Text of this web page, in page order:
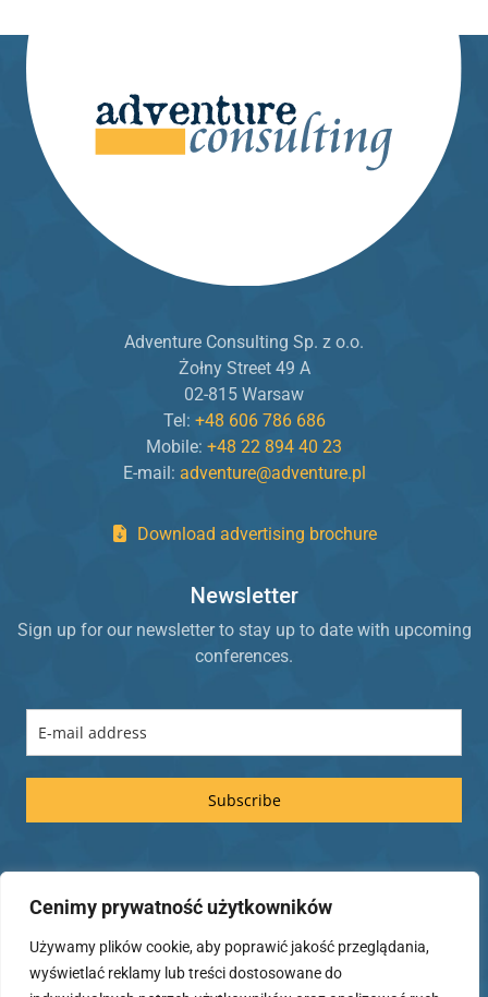
Cenimy prywatność użytkowników
Używamy plików cookie, aby poprawić jakość przeglądania,
wyświetlać reklamy lub treści dostosowane do
Adventure Consulting Sp. z o.o.
Żołny Street 49 A
02-815 Warsaw
Tel: +48 606 786 686
Mobile: +48 22 894 40 23
E-mail: adventure@adventure.pl
Download advertising brochure
Newsletter
Sign up for our newsletter to stay up to date with upcoming
conferences.
Subscribe
Legal information
Privacy Policy